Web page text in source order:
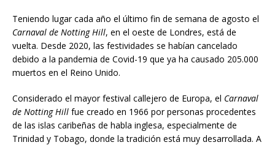
Teniendo lugar cada año el último fin de semana de agosto el
Carnaval de Notting Hill, en el oeste de Londres, está de
vuelta. Desde 2020, las festividades se habían cancelado
debido a la pandemia de Covid-19 que ya ha causado 205.000
muertos en el Reino Unido.
Considerado el mayor festival callejero de Europa, el Carnaval
de Notting Hill fue creado en 1966 por personas procedentes
de las islas caribeñas de habla inglesa, especialmente de
Trinidad y Tobago, donde la tradición está muy desarrollada. A